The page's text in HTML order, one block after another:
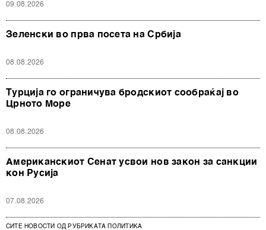
09.08.2026
Зеленски во прва посета на Србија
08.08.2026
Турција го ограничува бродскиот сообраќај во
Црното Море
08.08.2026
Американскиот Сенат усвои нов закон за санкции
кон Русија
07.08.2026
СИТЕ НОВОСТИ ОД РУБРИКАТА ПОЛИТИКА